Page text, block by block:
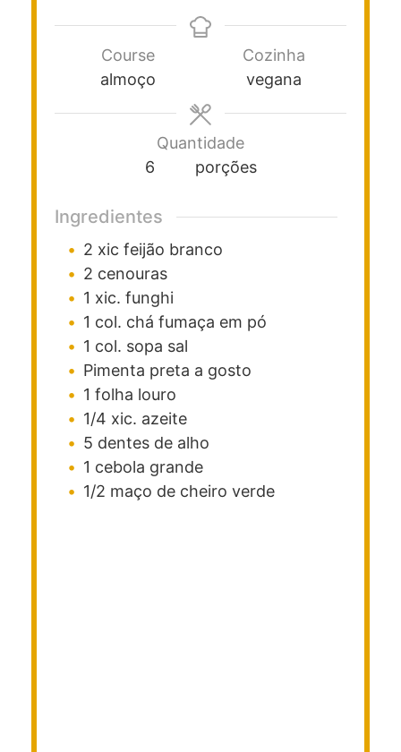
Course
almoço
Cozinha
vegana
Quantidade
6
porções
Ingredientes
2 xic feijão branco
2 cenouras
1 xic. funghi
1 col. chá fumaça em pó
1 col. sopa sal
Pimenta preta a gosto
1 folha louro
1/4 xic. azeite
5 dentes de alho
1 cebola grande
1/2 maço de cheiro verde